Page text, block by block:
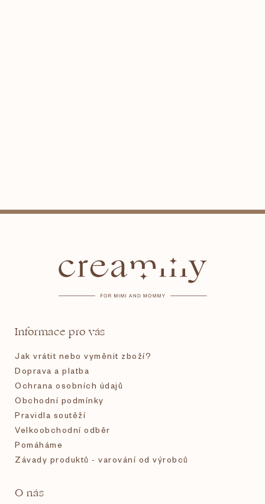
Informace pro vás
Jak vrátit nebo vyměnit zboží?
Doprava a platba
Ochrana osobních údajů
Obchodní podmínky
Pravidla soutěží
Velkoobchodní odběr
Pomáháme
Závady produktů - varování od výrobců
O nás